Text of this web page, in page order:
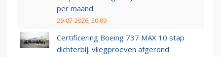
per maand
29-07-2026, 20:09
Certificering Boeing 737 MAX 10 stap
dichterbij: vliegproeven afgerond